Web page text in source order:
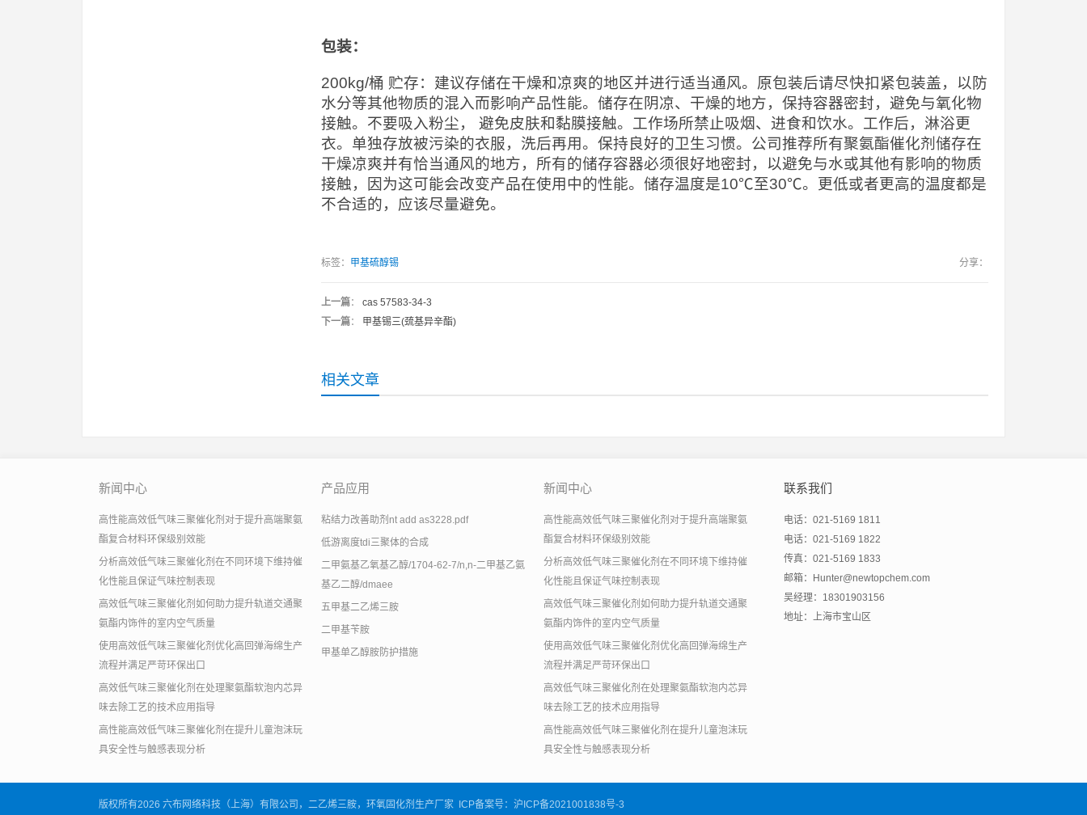
包装：
200kg/桶 贮存：建议存储在干燥和凉爽的地区并进行适当通风。原包装后请尽快扣紧包装盖，以防
水分等其他物质的混入而影响产品性能。储存在阴凉、干燥的地方，保持容器密封，避免与氧化物
接触。不要吸入粉尘， 避免皮肤和黏膜接触。工作场所禁止吸烟、进食和饮水。工作后，淋浴更
衣。单独存放被污染的衣服，洗后再用。保持良好的卫生习惯。公司推荐所有聚氨酯催化剂储存在
干燥凉爽并有恰当通风的地方，所有的储存容器必须很好地密封，以避免与水或其他有影响的物质
接触，因为这可能会改变产品在使用中的性能。储存温度是10℃至30℃。更低或者更高的温度都是
不合适的，应该尽量避免。
标签： 甲基硫醇锡 分享：
上一篇： cas 57583-34-3
下一篇： 甲基锡三(巯基异辛酯)
相关文章
新闻中心
高性能高效低气味三聚催化剂对于提升高端聚氨
酯复合材料环保级别效能
分析高效低气味三聚催化剂在不同环境下维持催
化性能且保证气味控制表现
高效低气味三聚催化剂如何助力提升轨道交通聚
氨酯内饰件的室内空气质量
使用高效低气味三聚催化剂优化高回弹海绵生产
流程并满足严苛环保出口
高效低气味三聚催化剂在处理聚氨酯软泡内芯异
味去除工艺的技术应用指导
高性能高效低气味三聚催化剂在提升儿童泡沫玩
具安全性与触感表现分析
产品应用
粘结力改善助剂nt add as3228.pdf
低游离度tdi三聚体的合成
二甲氨基乙氧基乙醇/1704-62-7/n,n-二甲基乙氨
基乙二醇/dmaee
五甲基二乙烯三胺
二甲基苄胺
甲基单乙醇胺防护措施
新闻中心
高性能高效低气味三聚催化剂对于提升高端聚氨
酯复合材料环保级别效能
分析高效低气味三聚催化剂在不同环境下维持催
化性能且保证气味控制表现
高效低气味三聚催化剂如何助力提升轨道交通聚
氨酯内饰件的室内空气质量
使用高效低气味三聚催化剂优化高回弹海绵生产
流程并满足严苛环保出口
高效低气味三聚催化剂在处理聚氨酯软泡内芯异
味去除工艺的技术应用指导
高性能高效低气味三聚催化剂在提升儿童泡沫玩
具安全性与触感表现分析
联系我们
电话：021-5169 1811
电话：021-5169 1822
传真：021-5169 1833
邮箱：Hunter@newtopchem.com
吴经理：18301903156
地址：上海市宝山区
版权所有2026 六布网络科技（上海）有限公司，二乙烯三胺，环氧固化剂生产厂家 ICP备案号： 沪ICP备2021001838号-3